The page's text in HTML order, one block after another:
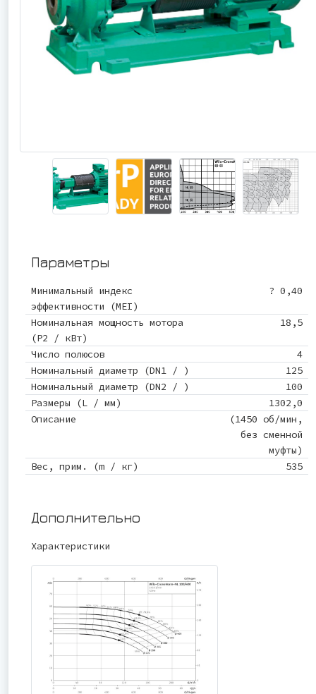
Параметры
Минимальный индекс
эффективности (MEI)
? 0,40
Номинальная мощность мотора
(P2 / кВт)
18,5
Число полюсов
4
Номинальный диаметр (DN1 / )
125
Номинальный диаметр (DN2 / )
100
Размеры (L / мм)
1302,0
Описание
(1450 об/мин,
без сменной
муфты)
Вес, прим. (m / кг)
535
Дополнительно
Характеристики